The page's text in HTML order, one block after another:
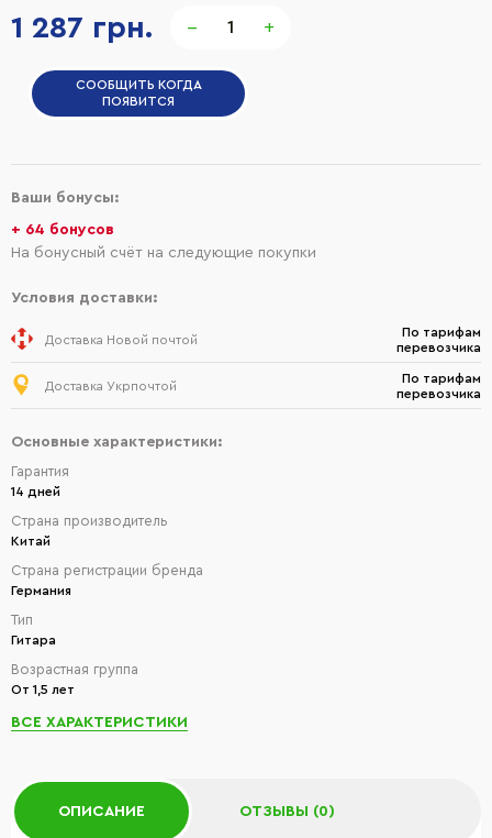
1 287 грн. − +
СООБЩИТЬ КОГДА
ПОЯВИТСЯ
Ваши бонусы:
+ 64 бонусов
На бонусный счёт на следующие покупки
Условия доставки:
Доставка Новой почтой
По тарифам
перевозчика
Доставка Укрпочтой
По тарифам
перевозчика
Основные характеристики:
Гарантия
14 дней
Страна производитель
Китай
Страна регистрации бренда
Германия
Тип
Гитара
Возрастная группа
От 1,5 лет
ВСЕ ХАРАКТЕРИСТИКИ
ОПИСАНИЕ ОТЗЫВЫ (0)